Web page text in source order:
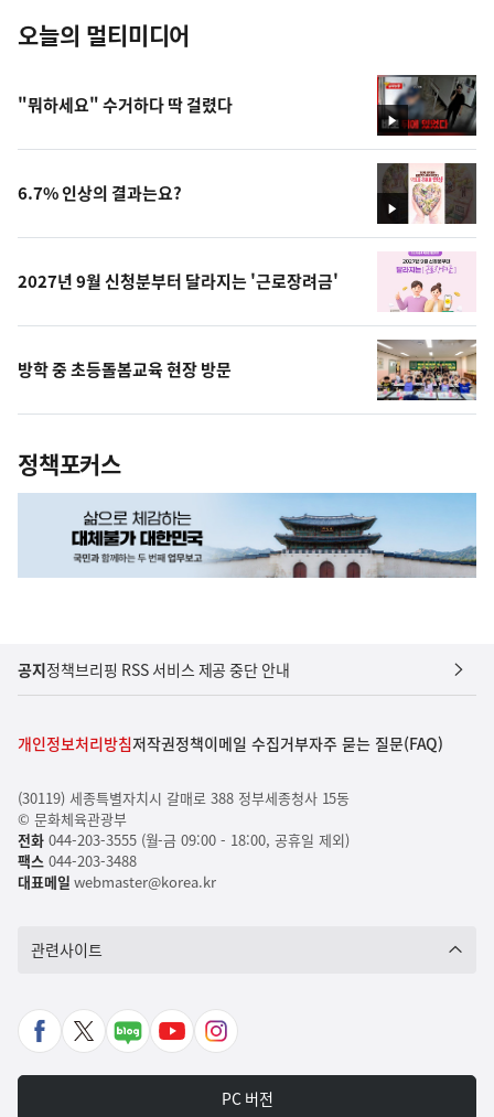
오늘의 멀티미디어
영
상
"뭐하세요" 수거하다 딱 걸렸다
영
상
6.7% 인상의 결과는요?
2027년 9월 신청분부터 달라지는 '근로장려금'
방학 중 초등돌봄교육 현장 방문
정책포커스
공지정책브리핑 RSS 서비스 제공 중단 안내
개인정보처리방침저작권정책이메일 수집거부자주 묻는 질문(FAQ)
(30119) 세종특별자치시 갈매로 388 정부세종청사 15동
© 문화체육관광부
전화044-203-3555 (월-금 09:00 - 18:00, 공휴일 제외)
팩스044-203-3488
대표메일 webmaster@korea.kr
관련사이트
페
X
네
유
인
타
PC 버전